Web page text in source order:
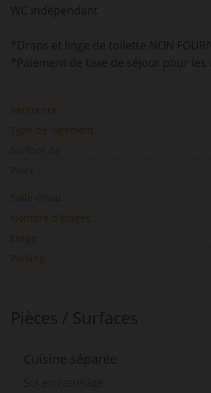
WC indépendant
*Draps et linge de toilette NON
*Paiement de taxe de séjour pour les
Référence :
Type de logement :
Surface de :
Pièce :
Salle d'eau :
Nombre d'étages :
Etage :
Parking :
Pièces / Surfaces
Cuisine séparée
Sol en carrelage